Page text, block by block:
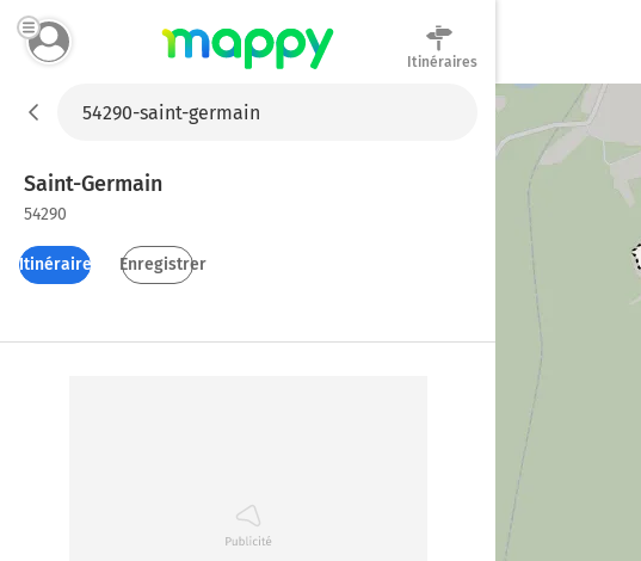
Itinéraires
Saint-Germain
54290
Itinéraires Enregistrer